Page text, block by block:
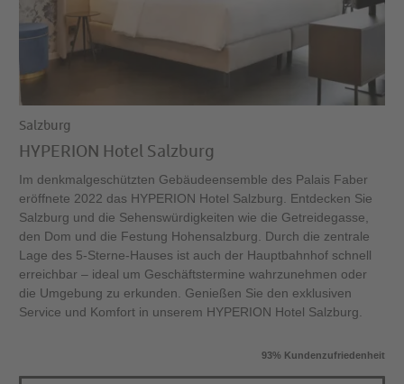
Salzburg
HYPERION Hotel Salzburg
Im denkmalgeschützten Gebäudeensemble des Palais Faber
eröffnete 2022 das HYPERION Hotel Salzburg. Entdecken Sie
Salzburg und die Sehenswürdigkeiten wie die Getreidegasse,
den Dom und die Festung Hohensalzburg. Durch die zentrale
Lage des 5-Sterne-Hauses ist auch der Hauptbahnhof schnell
erreichbar – ideal um Geschäftstermine wahrzunehmen oder
die Umgebung zu erkunden. Genießen Sie den exklusiven
Service und Komfort in unserem HYPERION Hotel Salzburg.
93% Kundenzufriedenheit